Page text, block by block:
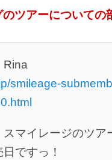
ツアーについての
Rina
smileage-
スマイレージのツア
ですっ！